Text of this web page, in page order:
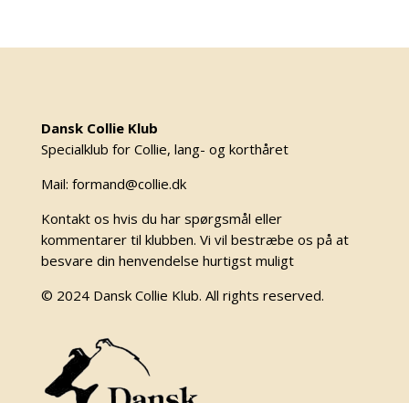
Dansk Collie Klub
Specialklub for Collie, lang- og korthåret
Mail: formand@collie.dk
Kontakt os hvis du har spørgsmål eller
kommentarer til klubben. Vi vil bestræbe os på at
besvare din henvendelse hurtigst muligt
© 2024 Dansk Collie Klub. All rights reserved.